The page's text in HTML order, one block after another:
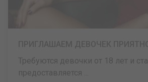
Требуются девочки от 18 лет и
предоставляется ...